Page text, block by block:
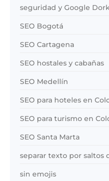
seguridad y Google
SEO Bogotá
SEO Cartagena
SEO hostales y cabañas
SEO Medellín
SEO para hoteles en
SEO para turismo en
SEO Santa Marta
separar texto por saltos
sin emojis